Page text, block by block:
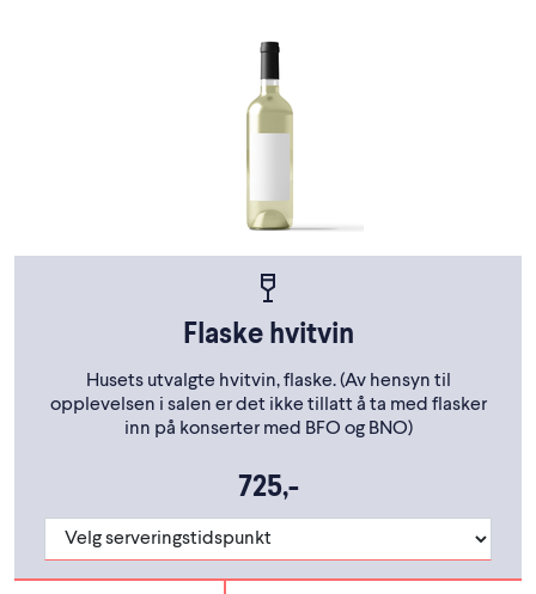
Flaske hvitvin
Husets utvalgte hvitvin, flaske. (Av hensyn til
opplevelsen i salen er det ikke tillatt å ta med flasker
inn på konserter med BFO og BNO)
725,-